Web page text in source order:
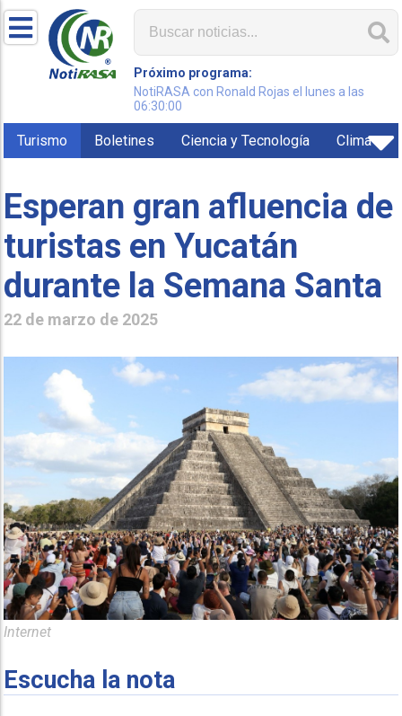
Próximo programa:
NotiRASA con Ronald Rojas el lunes a las
06:30:00
Turismo Boletines Ciencia y Tecnología Clima
Esperan gran afluencia de
turistas en Yucatán
durante la Semana Santa
22 de marzo de 2025
Internet
Escucha la nota